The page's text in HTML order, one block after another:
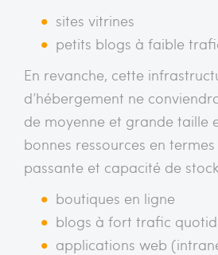
sites vitrines
petits blogs à faible
En revanche, cette
d’hébergement ne
de moyenne et grande taille
bonnes ressources en
passante et capacité de
boutiques en ligne
blogs à fort trafic
applications web